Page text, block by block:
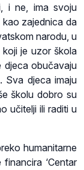
i ne, ima svoju
zajednica da
narodu, u
koji je uzor škola
djeca obučavaju
Sva djeca imaju
školu dobro su
učitelji ili raditi u
humanitarne
‘Centar